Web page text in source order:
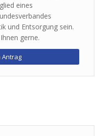
eines
und Entsorgung sein.
gerne.
Antrag